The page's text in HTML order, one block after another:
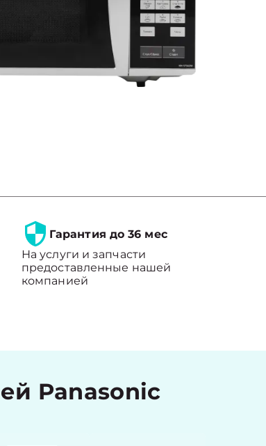
Гарантия до 36 мес
На услуги и запчасти
предоставленные нашей
компанией
Panasonic